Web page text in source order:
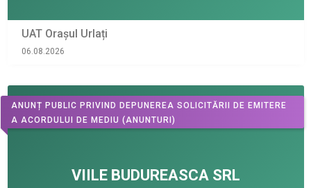
UAT Orașul Urlați
06.08.2026
ANUNȚ PUBLIC PRIVIND DEPUNEREA SOLICITĂRII DE EMITERE
A ACORDULUI DE MEDIU (ANUNTURI)